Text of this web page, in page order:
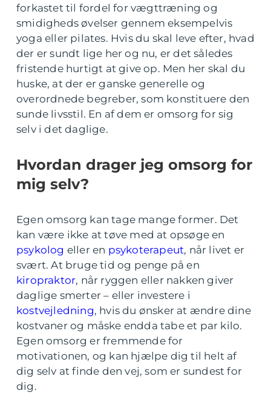
forkastet til fordel for vægttræning og
smidigheds øvelser gennem eksempelvis
yoga eller pilates. Hvis du skal leve efter, hvad
der er sundt lige her og nu, er det således
fristende hurtigt at give op. Men her skal du
huske, at der er ganske generelle og
overordnede begreber, som konstituere den
sunde livsstil. En af dem er omsorg for sig
selv i det daglige.
Hvordan drager jeg omsorg for
mig selv?
Egen omsorg kan tage mange former. Det
kan være ikke at tøve med at opsøge en
psykolog eller en psykoterapeut, når livet er
svært. At bruge tid og penge på en
kiropraktor, når ryggen eller nakken giver
daglige smerter – eller investere i
kostvejledning, hvis du ønsker at ændre dine
kostvaner og måske endda tabe et par kilo.
Egen omsorg er fremmende for
motivationen, og kan hjælpe dig til helt af
dig selv at finde den vej, som er sundest for
dig.